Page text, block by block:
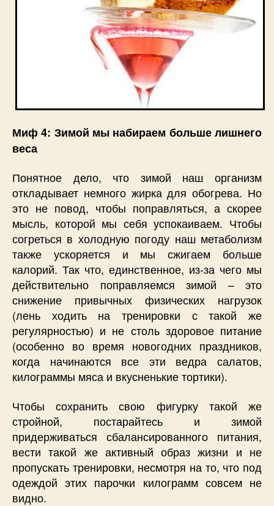
Миф 4: Зимой мы набираем больше лишнего
веса
Понятное дело, что зимой наш организм
откладывает немного жирка для обогрева. Но
это не повод, чтобы поправляться, а скорее
мысль, которой мы себя успокаиваем. Чтобы
согреться в холодную погоду наш метаболизм
также ускоряется и мы сжигаем больше
калорий. Так что, единственное, из-за чего мы
действительно поправляемся зимой – это
снижение привычных физических нагрузок
(лень ходить на тренировки с такой же
регулярностью) и не столь здоровое питание
(особенно во время новогодних праздников,
когда начинаются все эти ведра салатов,
килограммы мяса и вкусненькие тортики).
Чтобы сохранить свою фигурку такой же
стройной, постарайтесь и зимой
придерживаться сбалансированного питания,
вести такой же активный образ жизни и не
пропускать тренировки, несмотря на то, что под
одеждой этих парочки килограмм совсем не
видно.